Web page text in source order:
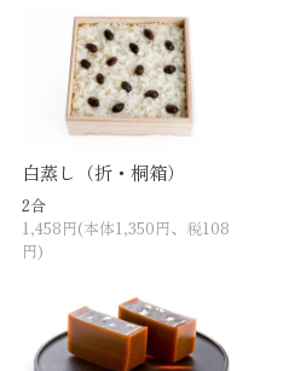
白蒸し（折・桐箱）
2合
1,458円(本体1,350円、税108
円)